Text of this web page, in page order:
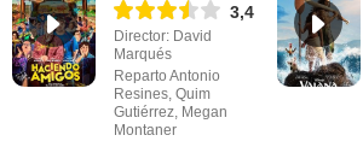
3,4
Director: David
Marqués
Reparto Antonio
Resines, Quim
Gutiérrez, Megan
Montaner